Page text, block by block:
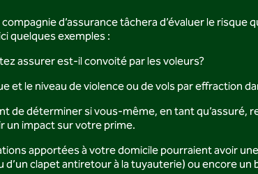
d’assurance tâchera d’évaluer le
quelques exemples :
assurer est-il convoité par les voleurs?
le niveau de violence ou de vols par effraction
de déterminer si vous-même, en tant
un impact sur votre prime.
apportées à votre domicile pourraient avoir
d’un clapet antiretour à la tuyauterie) ou encore